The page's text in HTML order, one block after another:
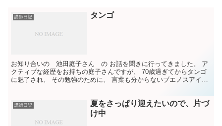
講師日記 タンゴ
お知り合いの 池田庭子さん の お話を聞きに行ってきました。 ア
クティブな経歴をお持ちの庭子さんですが、 70歳過ぎてからタンゴ
に魅了され、 その勉強のために、 言葉も分からないブエノスアイレ
講師日記
夏をさっぱり迎えたいので、片づ
け中